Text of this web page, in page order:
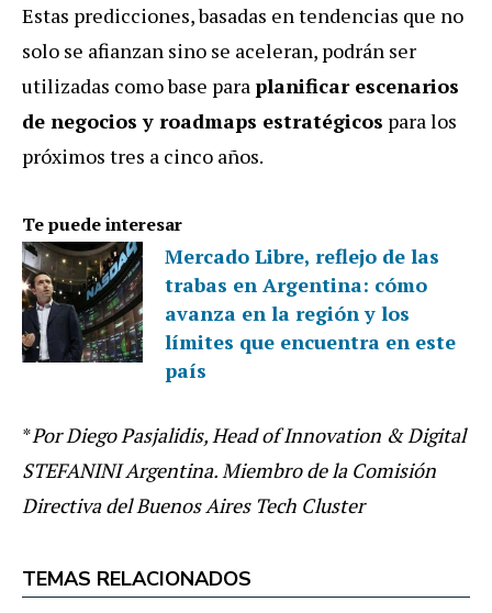
Estas predicciones, basadas en tendencias que no
solo se afianzan sino se aceleran, podrán ser
utilizadas como base paraplanificar escenarios
de negocios y roadmaps estratégicos para los
próximos tres a cinco años.
Te puede interesar
Mercado Libre, reflejo de las
trabas en Argentina: cómo
avanza en la región y los
límites que encuentra en este
país
*Por Diego Pasjalidis, Head of Innovation & Digital
STEFANINI Argentina. Miembro de la Comisión
Directiva del Buenos Aires Tech Cluster
TEMAS RELACIONADOS